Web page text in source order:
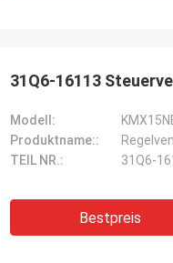
31Q6-16113
Modell:
Produktname::
TEIL NR.:
31Q6-
Bestpreis